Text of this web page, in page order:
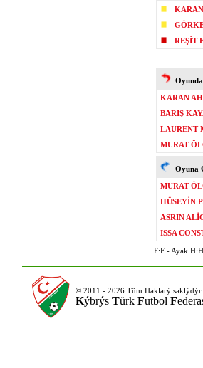
REŞİT
KARAN
BARIŞ
LAURENT
MURAT
Oyuna
MURAT
HÜSEYİN
ASRIN
ISSA
F:F - Ayak
© 2011 - 2026 Tüm Haklarý saklýdýr.
Kýbrýs Türk Futbol F